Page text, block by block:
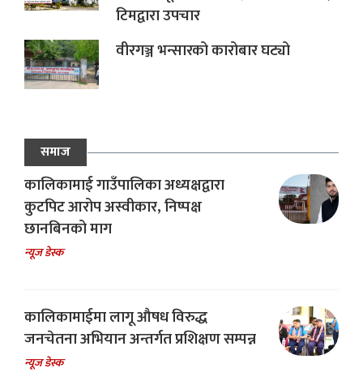
टिमद्वारा उपचार
वीरगञ्ज भन्सारको कारोबार घट्यो
समाज
कालिकामाई गाउँपालिका अध्यक्षद्वारा
कुटपिट आरोप अस्वीकार, निष्पक्ष
छानबिनको माग
न्यूज डेस्क
कालिकामाईमा लागू औषध विरुद्ध
जनचेतना अभियान अन्तर्गत प्रशिक्षण सम्पन्न
न्यूज डेस्क